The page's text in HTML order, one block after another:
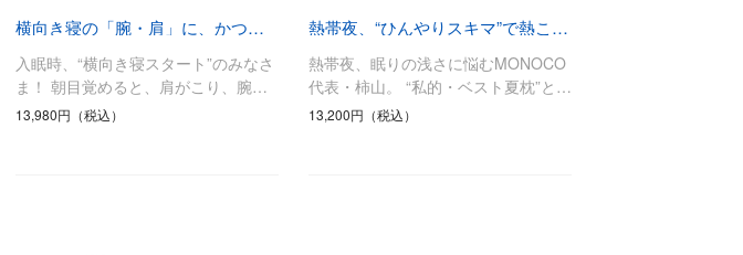
ひんやりグッズ
健康グッズ
オーラルケア
旅行遊び／その他
横向き寝の「腕・肩」に、かつてない自由を
入眠時、“横向き寝スタート”のみなさ
ま！ 朝目覚めると、肩がこり、腕…
13,980円（税込）
熱帯夜、“ひんやりスキマ”で熱こもらーず
熱帯夜、眠りの浅さに悩むMONOCO
代表・柿山。 “私的・ベスト夏枕”と…
13,200円（税込）